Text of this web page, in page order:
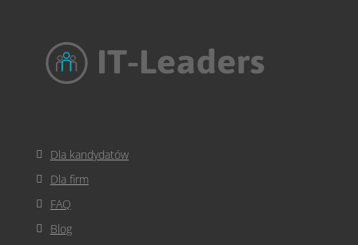
Dla kandydatów
Dla firm
FAQ
Blog